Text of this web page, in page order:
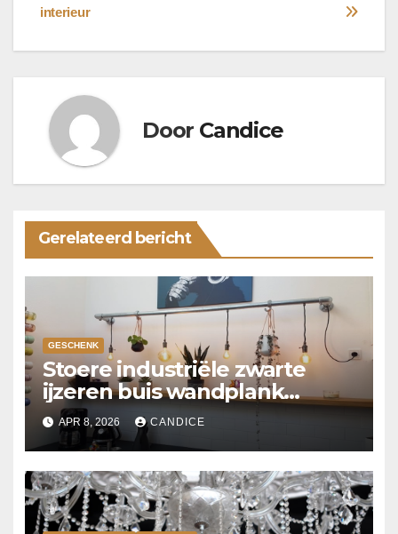
interieur
Door Candice
Gerelateerd bericht
GESCHENK
Stoere industriële zwarte
ijzeren buis wandplank
verlichting
APR 8, 2026 CANDICE